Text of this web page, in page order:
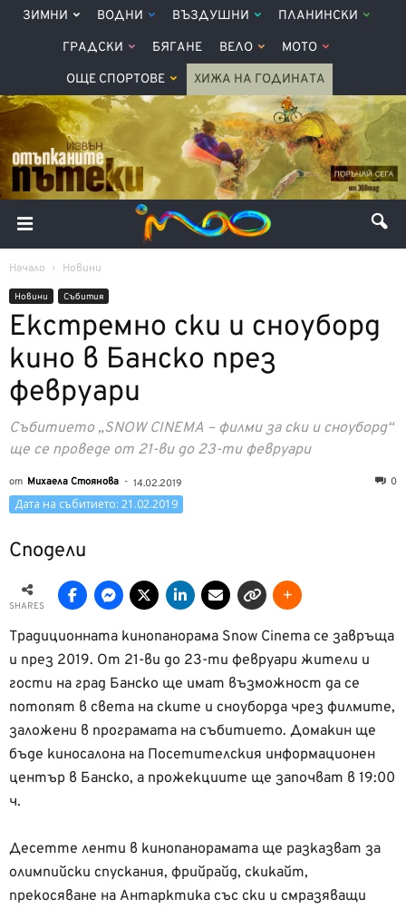
ЗИМНИ ВОДНИ ВЪЗДУШНИ ПЛАНИНСКИ
ГРАДСКИ БЯГАНЕ ВЕЛО МОТО
ОЩЕ СПОРТОВЕ ХИЖА НА ГОДИНАТА
Начало Новини
Новини Събития
Екстремно ски и сноуборд
кино в Банско през
февруари
Събитието „SNOW CINEMA – филми за ски и сноуборд“
ще се проведе от 21-ви до 23-ти февруари
от Михаела Стоянова - 14.02.2019 0
Дата на събитието: 21.02.2019
Сподели
SHARES
Традиционната кинопанорама Snow Cinema се завръща
и през 2019. От 21-ви до 23-ти февруари жители и
гости на град Банско ще имат възможност да се
потопят в света на ските и сноуборда чрез филмите,
заложени в програмата на събитието. Домакин ще
бъде киносалона на Посетителския информационен
център в Банско, а прожекциите ще започват в 19:00
ч.
Десетте ленти в кинопанорамата ще разказват за
олимпийски спускания, фрийрайд, скикайт,
прекосяване на Антарктика със ски и смразяващи